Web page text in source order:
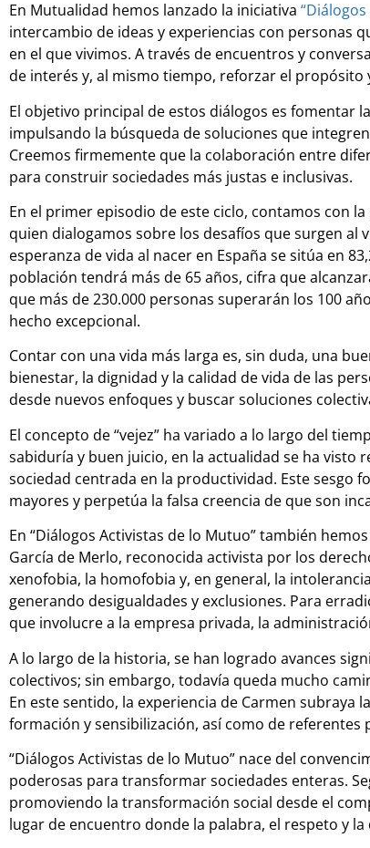
En Mutualidad hemos lanzado la iniciativa
intercambio de ideas y experiencias con personas
en el que vivimos. A través de encuentros y
de interés y, al mismo tiempo, reforzar el propósito
El objetivo principal de estos diálogos es fomentar
impulsando la búsqueda de soluciones que
Creemos firmemente que la colaboración entre
para construir sociedades más justas e inclusivas.
En el primer episodio de este ciclo, contamos con
quien dialogamos sobre los desafíos que surgen al
esperanza de vida al nacer en España se sitúa en
población tendrá más de 65 años, cifra que
que más de 230.000 personas superarán los 100
hecho excepcional.
Contar con una vida más larga es, sin duda, una
bienestar, la dignidad y la calidad de vida de las
desde nuevos enfoques y buscar soluciones
El concepto de “vejez” ha variado a lo largo del
sabiduría y buen juicio, en la actualidad se ha visto
sociedad centrada en la productividad. Este sesgo
mayores y perpetúa la falsa creencia de que son
En “Diálogos Activistas de lo Mutuo” también
García de Merlo, reconocida activista por los
xenofobia, la homofobia y, en general, la
generando desigualdades y exclusiones. Para
que involucre a la empresa privada, la
A lo largo de la historia, se han logrado avances
colectivos; sin embargo, todavía queda mucho
En este sentido, la experiencia de Carmen subraya
formación y sensibilización, así como de
“Diálogos Activistas de lo Mutuo” nace del
poderosas para transformar sociedades enteras.
promoviendo la transformación social desde el
lugar de encuentro donde la palabra, el respeto y